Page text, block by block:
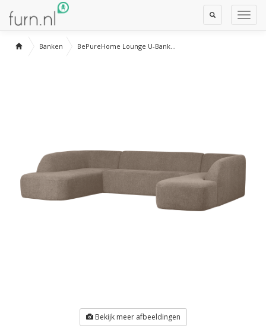
Toggle
Search
Banken BePureHome Lounge U-Bank...
Bekijk meer afbeeldingen